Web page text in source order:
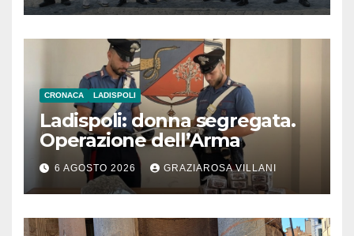
CRONACA LADISPOLI
Ladispoli: donna segregata.
Operazione dell’Arma
6 AGOSTO 2026 GRAZIAROSA VILLANI